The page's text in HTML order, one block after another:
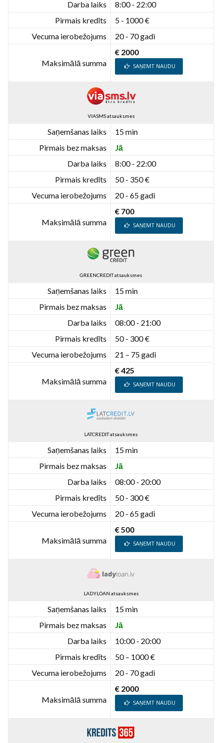
Darba laiks
8:00 - 22:00
Pirmais kredīts
5 - 1000 €
Vecuma ierobežojums
20 - 70 gadi
Maksimālā summa
€ 2000
SAŅEMT NAUDU
VIASMS atsauksmes
Saņemšanas laiks
15 min
Pirmais bez maksas
Jā
Darba laiks
8:00 - 22:00
Pirmais kredīts
50 - 350 €
Vecuma ierobežojums
20 - 65 gadi
Maksimālā summa
€ 700
SAŅEMT NAUDU
GREENCREDIT atsauksmes
Saņemšanas laiks
15 min
Pirmais bez maksas
Jā
Darba laiks
08:00 - 21:00
Pirmais kredīts
50 - 300 €
Vecuma ierobežojums
21 – 75 gadi
Maksimālā summa
€ 425
SAŅEMT NAUDU
LATCREDIT atsauksmes
Saņemšanas laiks
15 min
Pirmais bez maksas
Jā
Darba laiks
08:00 - 20:00
Pirmais kredīts
50 - 300 €
Vecuma ierobežojums
20 - 65 gadi
Maksimālā summa
€ 500
SAŅEMT NAUDU
LADYLOAN atsauksmes
Saņemšanas laiks
15 min
Pirmais bez maksas
Jā
Darba laiks
10:00 - 20:00
Pirmais kredīts
50 – 1000 €
Vecuma ierobežojums
20 - 70 gadi
Maksimālā summa
€ 2000
SAŅEMT NAUDU